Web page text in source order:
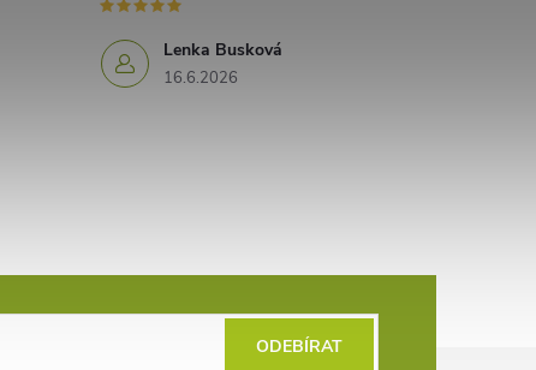
Lenka Busková
16.6.2026
ODEBÍRAT